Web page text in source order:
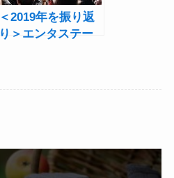
＜2019年を振り返
り＞エンタステー